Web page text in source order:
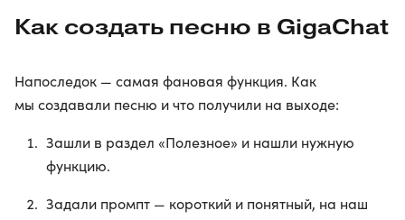
Как создать песню в GigaChat
Напоследок — самая фановая функция. Как
мы создавали песню и что получили на выходе:
Зашли в раздел «Полезное» и нашли нужную
функцию.
Задали промпт — короткий и понятный, на наш